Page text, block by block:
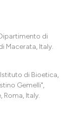
di
Macerata, Italy.
di Bioetica,
Gemelli",
Italy.